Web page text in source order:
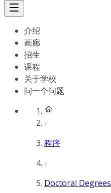
介绍
画廊
招生
课程
关于学校
问一个问题
程序
Doctoral Degrees